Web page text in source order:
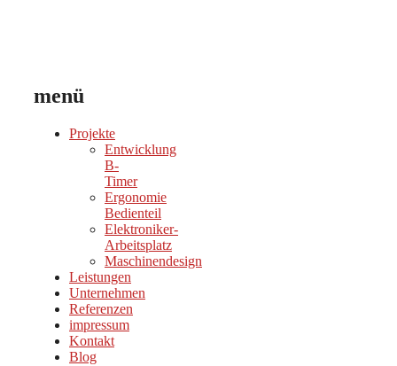
menü
Projekte
Entwicklung
B-
Timer
Ergonomie
Bedienteil
Elektroniker-
Arbeitsplatz
Maschinendesign
Leistungen
Unternehmen
Referenzen
impressum
Kontakt
Blog